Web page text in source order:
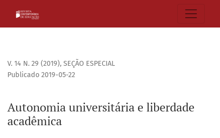
V. 14 N. 29 (2019), SEÇÃO ESPECIAL
Autonomia universitária e liberdade
acadêmica
Publicado 2019-05-22